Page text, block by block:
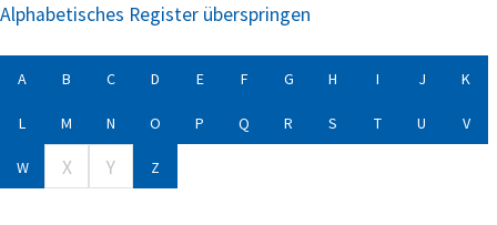
Alphabetisches Register überspringen
A B C D E F G H I J K
L M N O P Q R S T U V
W X Y Z